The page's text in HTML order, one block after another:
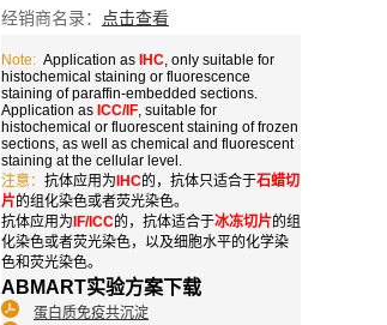
经销商名录：
点击查看
Note: Application as IHC, only suitable for
histochemical staining or fluorescence
staining of paraffin-embedded sections.
Application as ICC/IF, suitable for
histochemical or fluorescent staining of frozen
sections, as well as chemical and fluorescent
staining at the cellular level.
注意： 抗体应用为 IHC的，抗体只适合于石蜡切
片的组化染色或者荧光染色。
抗体应用为 IF/ICC的，抗体适合于冰冻切片的组
化染色或者荧光染色，以及细胞水平的化学染
色和荧光染色。
ABMART实验方案下载
蛋白质免疫共沉淀